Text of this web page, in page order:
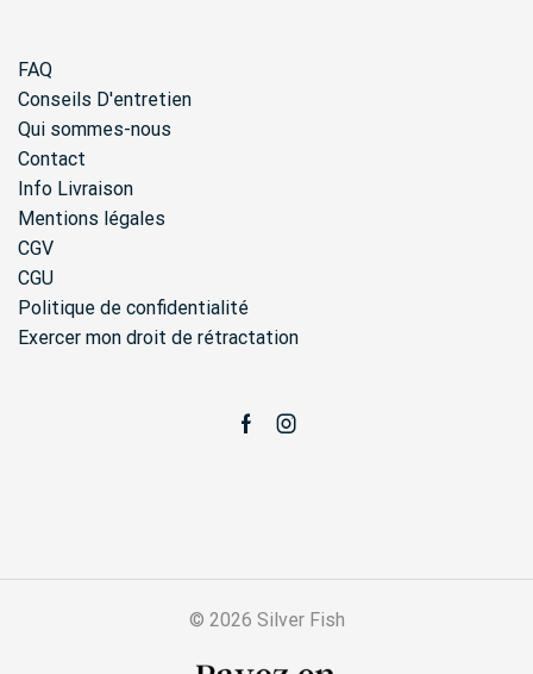
FAQ
Conseils D'entretien
Qui sommes-nous
Contact
Info Livraison
Mentions légales
CGV
CGU
Politique de confidentialité
Exercer mon droit de rétractation
FacebookInstagram
© 2026 Silver Fish